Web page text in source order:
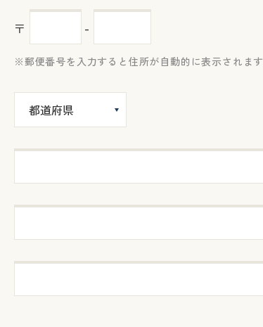
〒 -
郵便番号を入力すると住所が自動的に表示されま